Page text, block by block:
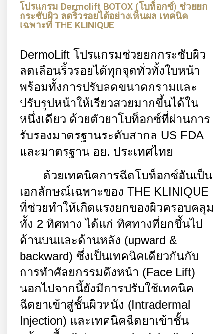
โปรแกรม Dermolift BOTOX (โบท็อกซ์) ช่วยยก
กระชับผิว ลดริ้วรอยได้อย่างเห็นผล เทคนิค
เฉพาะที่ THE KLINIQUE
DermoLift โปรแกรมช่วยยกกระชับผิว
ลดเลือนริ้วรอยได้ทุกจุดทั่วทั้งใบหน้า
พร้อมทั้งการปรับลดขนาดกรามและ
ปรับรูปหน้าให้เรียวสวยมากขึ้นได้ใน
หนึ่งเดียว ด้วยตัวยาโบท็อกซ์ที่ผ่านการ
รับรองมาตรฐานระดับสากล US FDA
และมาตรฐาน อย. ประเทศไทย
ด้วยเทคนิคการฉีดโบท็อกซ์อันเป็น
เอกลักษณ์เฉพาะของ THE KLINIQUE
ที่ช่วยทำให้เกิดแรงยกของผิวครอบคลุม
ทั้ง 2 ทิศทาง ได้แก่ ทิศทางที่ยกขึ้นไป
ด้านบนและด้านหลัง (upward &
backward) ซึ่งเป็นเทคนิคเดียวกันกับ
การทำศัลยกรรมดึงหน้า (Face Lift)
นอกไปจากนี้ยังมีการปรับใช้เทคนิค
ฉีดยาเข้าสู่ชั้นผิวหนัง (Intradermal
Injection) และเทคนิคฉีดยาเข้าชั้น